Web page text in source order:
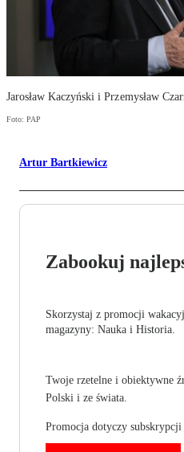
Jarosław Kaczyński i Przemysław
Foto: PAP
Artur Bartkiewicz
Zabookuj
Skorzystaj z promocji
magazyny: Nauka i Historia.
Twoje rzetelne i obiektywne
Polski i ze świata.
Promocja dotyczy subskrypcji